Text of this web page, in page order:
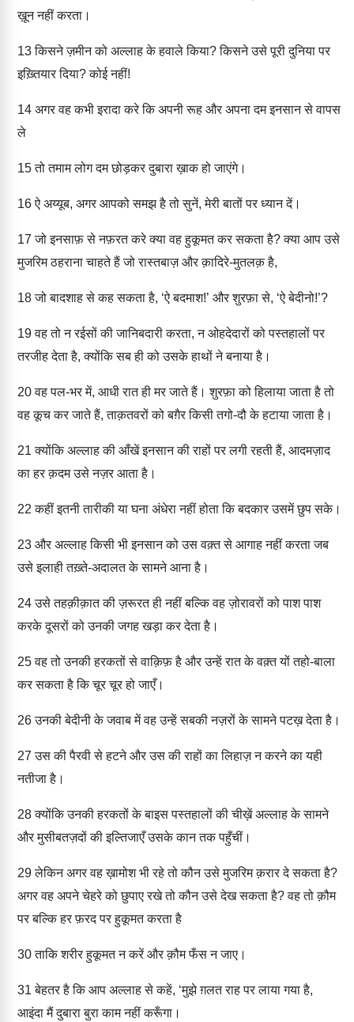
ख़ून नहीं करता।
13किसने ज़मीन को अल्लाह के हवाले किया? किसने उसे पूरी दुनिया पर
इख़्तियार दिया? कोई नहीं!
14 अगर वह कभी इरादा करे कि अपनी रूह और अपना दम इनसान से वापस
ले
15तो तमाम लोग दम छोड़कर दुबारा ख़ाक हो जाएंगे।
16ऐ अय्यूब, अगर आपको समझ है तो सुनें, मेरी बातों पर ध्यान दें।
17 जो इनसाफ़ से नफ़रत करे क्या वह हुकूमत कर सकता है? क्या आप उसे
मुजरिम ठहराना चाहते हैं जो रास्तबाज़ और क़ादिरे-मुतलक़ है,
18जो बादशाह से कह सकता है, ‘ऐ बदमाश!’ और शुरफ़ा से, ‘ऐ बेदीनो!’?
19वह तो न रईसों की जानिबदारी करता, न ओहदेदारों को पस्तहालों पर
तरजीह देता है, क्योंकि सब ही को उसके हाथों ने बनाया है।
20वह पल-भर में, आधी रात ही मर जाते हैं। शुरफ़ा को हिलाया जाता है तो
वह कूच कर जाते हैं, ताक़तवरों को बग़ैर किसी तगो-दौ के हटाया जाता है।
21 क्योंकि अल्लाह की आँखें इनसान की राहों पर लगी रहती हैं, आदमज़ाद
का हर क़दम उसे नज़र आता है।
22 कहीं इतनी तारीकी या घना अंधेरा नहीं होता कि बदकार उसमें छुप सके।
23 और अल्लाह किसी भी इनसान को उस वक़्त से आगाह नहीं करता जब
उसे इलाही तख़्ते-अदालत के सामने आना है।
24उसे तहक़ीक़ात की ज़रूरत ही नहीं बल्कि वह ज़ोरावरों को पाश पाश
करके दूसरों को उनकी जगह खड़ा कर देता है।
25वह तो उनकी हरकतों से वाक़िफ़ है और उन्हें रात के वक़्त यों तहो-बाला
कर सकता है कि चूर चूर हो जाएँ।
26उनकी बेदीनी के जवाब में वह उन्हें सबकी नज़रों के सामने पटख़ देता है।
27 उस की पैरवी से हटने और उस की राहों का लिहाज़ न करने का यही
नतीजा है।
28क्योंकि उनकी हरकतों के बाइस पस्तहालों की चीख़ें अल्लाह के सामने
और मुसीबतज़दों की इल्तिजाएँ उसके कान तक पहुँचीं।
29लेकिन अगर वह ख़ामोश भी रहे तो कौन उसे मुजरिम क़रार दे सकता है?
अगर वह अपने चेहरे को छुपाए रखे तो कौन उसे देख सकता है? वह तो क़ौम
पर बल्कि हर फ़रद पर हुकूमत करता है
30ताकि शरीर हुकूमत न करें और क़ौम फँस न जाए।
31 बेहतर है कि आप अल्लाह से कहें, ‘मुझे ग़लत राह पर लाया गया है,
आइंदा मैं दुबारा बुरा काम नहीं करूँगा।